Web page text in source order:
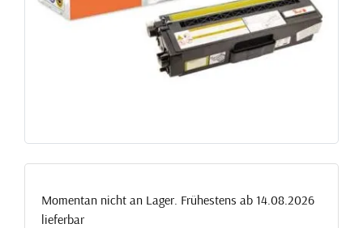
Momentan nicht an Lager. Frühestens ab 14.08.2026
lieferbar